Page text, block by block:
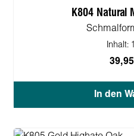
K804 Natural
Inhalt:
In den